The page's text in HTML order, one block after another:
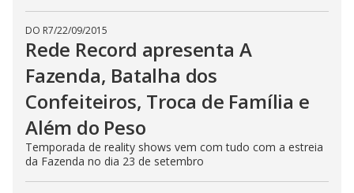
DO R7/22/09/2015
Rede Record apresenta A
Fazenda, Batalha dos
Confeiteiros, Troca de Família e
Além do Peso
Temporada de reality shows vem com tudo com a estreia
da Fazenda no dia 23 de setembro